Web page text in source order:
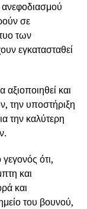
ανεφοδιασμού
σε
των
εγκατασταθεί
και
την υποστήριξη
την καλύτερη
γεγονός ότι,
και
και
του βουνού,